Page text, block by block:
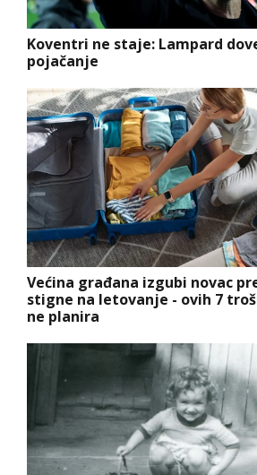
Koventri ne staje: Lampard
pojačanje
Većina građana izgubi novac
stigne na letovanje - ovih 7
ne planira